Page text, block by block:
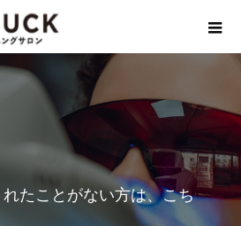
た こ が な い方は、こちら をご
確認 く だ さ